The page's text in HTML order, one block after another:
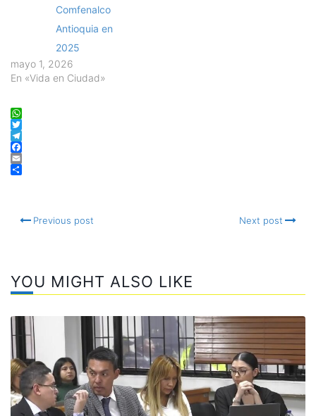
Comfenalco
Antioquia en
2025
mayo 1, 2026
En «Vida en Ciudad»
WhatsApp
Twitter
Telegram
Facebook
Email
Previous post Next post
YOU MIGHT ALSO LIKE